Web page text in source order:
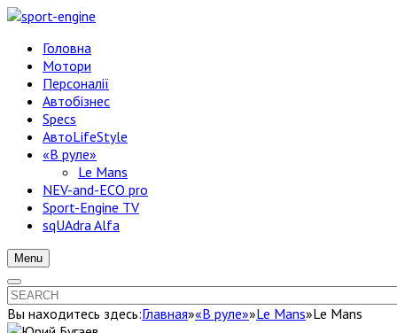
Головна
Мотори
Персоналії
Автобізнес
Specs
АвтоLifeStyle
«В руле»
Le Mans
NEV-and-ECO pro
Sport-Engine TV
sqUAdra Alfa
Menu
Вы находитесь здесь:Главная»«В руле»»Le Mans»Le Mans